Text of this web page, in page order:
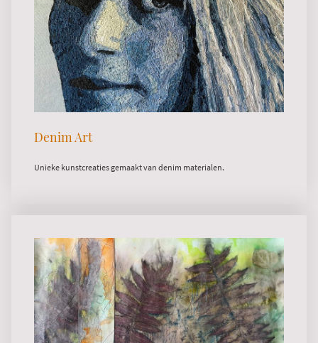
Denim Art
Unieke kunstcreaties gemaakt van denim materialen.